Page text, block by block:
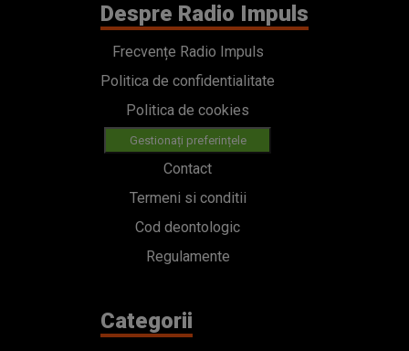
Despre Radio Impuls
Frecvențe Radio Impuls
Politica de confidentialitate
Politica de cookies
Gestionați preferințele
Contact
Termeni si conditii
Cod deontologic
Regulamente
Categorii